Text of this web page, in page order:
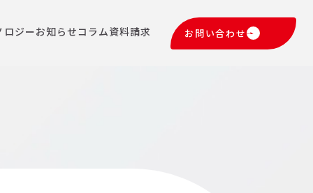
ロジーお知らせコラム資料請求 お問い合わせ